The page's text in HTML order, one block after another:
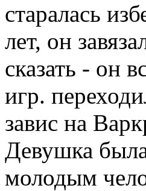
старалась
лет, он
сказать - он
игр.
завис на
Девушка
молодым